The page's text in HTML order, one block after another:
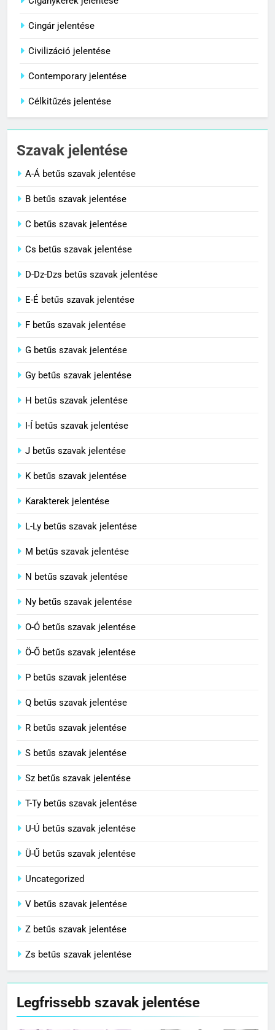
8
Centenárium jelentése
1
Cigánykerék jelentése
C BETŰS SZAVAK JELENTÉSE
C BETŰS SZAVAK JELENTÉSE
3
Civilizáció jelentése
4
Contemporary jelentése
5
Célkitűzés jelentése
C BETŰS SZAVAK JELENTÉSE
C BETŰS SZAVAK JELENTÉSE
8
Centenárium jelentése
Cingár jelentése
Civilizáció jelentése
Contemporary jelentése
Célkitűzés jelentése
Szavak jelentése
A-Á betűs szavak jelentése
B betűs szavak jelentése
C betűs szavak jelentése
Cs betűs szavak jelentése
D-Dz-Dzs betűs szavak jelentése
E-É betűs szavak jelentése
F betűs szavak jelentése
G betűs szavak jelentése
Gy betűs szavak jelentése
H betűs szavak jelentése
I-Í betűs szavak jelentése
J betűs szavak jelentése
K betűs szavak jelentése
Karakterek jelentése
L-Ly betűs szavak jelentése
M betűs szavak jelentése
N betűs szavak jelentése
Ny betűs szavak jelentése
O-Ó betűs szavak jelentése
Ö-Ő betűs szavak jelentése
P betűs szavak jelentése
Q betűs szavak jelentése
R betűs szavak jelentése
S betűs szavak jelentése
Sz betűs szavak jelentése
T-Ty betűs szavak jelentése
U-Ú betűs szavak jelentése
Ü-Ű betűs szavak jelentése
Uncategorized
V betűs szavak jelentése
Z betűs szavak jelentése
Zs betűs szavak jelentése
Legfrissebb szavak jelentése